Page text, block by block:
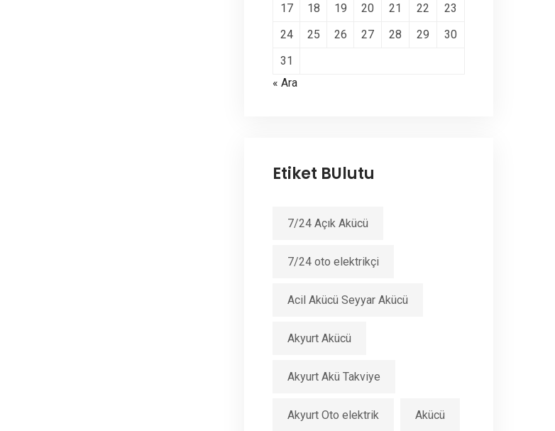
17
18 19 20 21 22
23
24
25 26 27 28 29
30
31
« Ara
Etiket BUlutu
7/24 Açık Akücü
7/24 oto elektrikçi
Acil Akücü Seyyar Akücü
Akyurt Akücü
Akyurt Akü Takviye
Akyurt Oto elektrik Akücü